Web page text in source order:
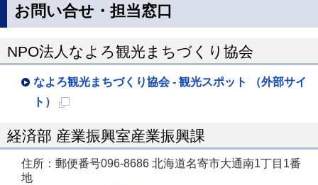
お問い合せ・担当窓口
NPO法人なよろ観光まちづくり協会
なよろ観光まちづくり協会 - 観光スポット （外部サイ
ト）
規
ペ
経済部 産業振興室産業振興課
住所：郵便番号096-8686 北海道名寄市大通南1丁目1番
地